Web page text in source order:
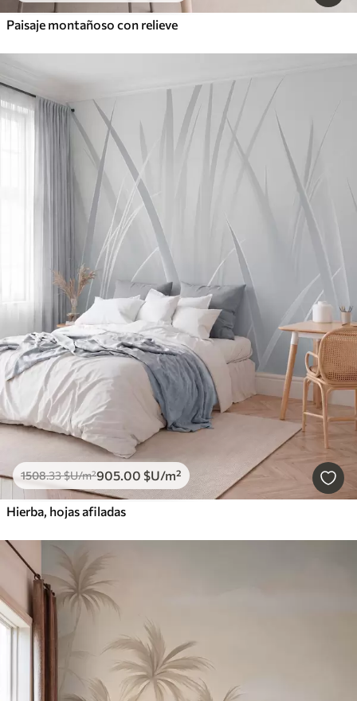
Paisaje montañoso con relieve
1508.33$U/m²905.00 $U/m²
Hierba, hojas afiladas